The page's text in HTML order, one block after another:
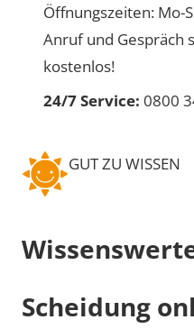
Öffnungszeiten: Mo-
Anruf und Gespräch
kostenlos!
24/7 Service: 0800
GUT ZU WISSEN
Scheidung